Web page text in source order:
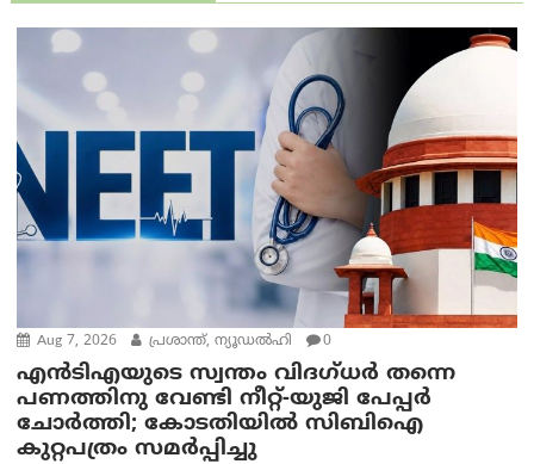
Aug 7, 2026 പ്രശാന്ത്, ന്യൂഡല്‍ഹി 0
എൻ‌ടി‌എയുടെ സ്വന്തം വിദഗ്ധർ തന്നെ
പണത്തിനു വേണ്ടി നീറ്റ്-യു‌ജി പേപ്പർ
ചോർത്തി; കോടതിയില്‍ സിബിഐ
കുറ്റപത്രം സമര്‍പ്പിച്ചു